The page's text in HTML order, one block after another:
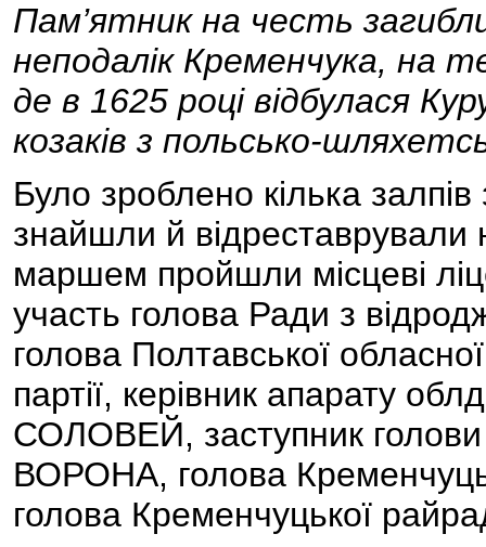
Пам’ятник на честь
неподалік Кременчука, на
де в 1625 році відбулася
козаків з польсько-
Було зроблено кілька
знайшли й
маршем пройшли місцеві
участь голова Ради з
голова Полтавської обласної
партії, керівник апарату
СОЛОВЕЙ, заступник
ВОРОНА, голова
голова Кременчуцької